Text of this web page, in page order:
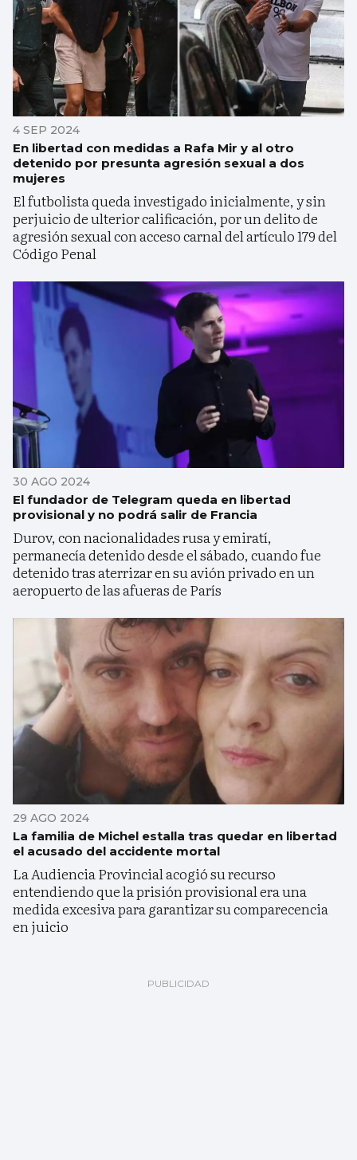
4 SEP 2024
En libertad con medidas a Rafa Mir y al otro
detenido por presunta agresión sexual a dos
mujeres
El futbolista queda investigado inicialmente, y sin
perjuicio de ulterior calificación, por un delito de
agresión sexual con acceso carnal del artículo 179 del
Código Penal
30 AGO 2024
El fundador de Telegram queda en libertad
provisional y no podrá salir de Francia
Durov, con nacionalidades rusa y emiratí,
permanecía detenido desde el sábado, cuando fue
detenido tras aterrizar en su avión privado en un
aeropuerto de las afueras de París
29 AGO 2024
La familia de Michel estalla tras quedar en libertad
el acusado del accidente mortal
La Audiencia Provincial acogió su recurso
entendiendo que la prisión provisional era una
medida excesiva para garantizar su comparecencia
en juicio